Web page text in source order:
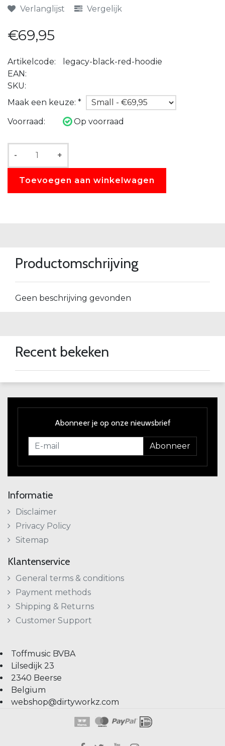
Verlanglijst Vergelijk
€69,95
Artikelcode:
legacy-black-red-hoodie
EAN:
SKU:
Maak een keuze: *
Voorraad:
Op voorraad
- +
Toevoegen aan winkelwagen
Productomschrijving
Geen beschrijving gevonden
Recent bekeken
Abonneer je op onze nieuwsbrief
Abonneer
Informatie
Disclaimer
Privacy Policy
Sitemap
Klantenservice
General terms & conditions
Payment methods
Shipping & Returns
Customer Support
Toffmusic BVBA
Lilsedijk 23
2340 Beerse
Belgium
webshop@dirtyworkz.com